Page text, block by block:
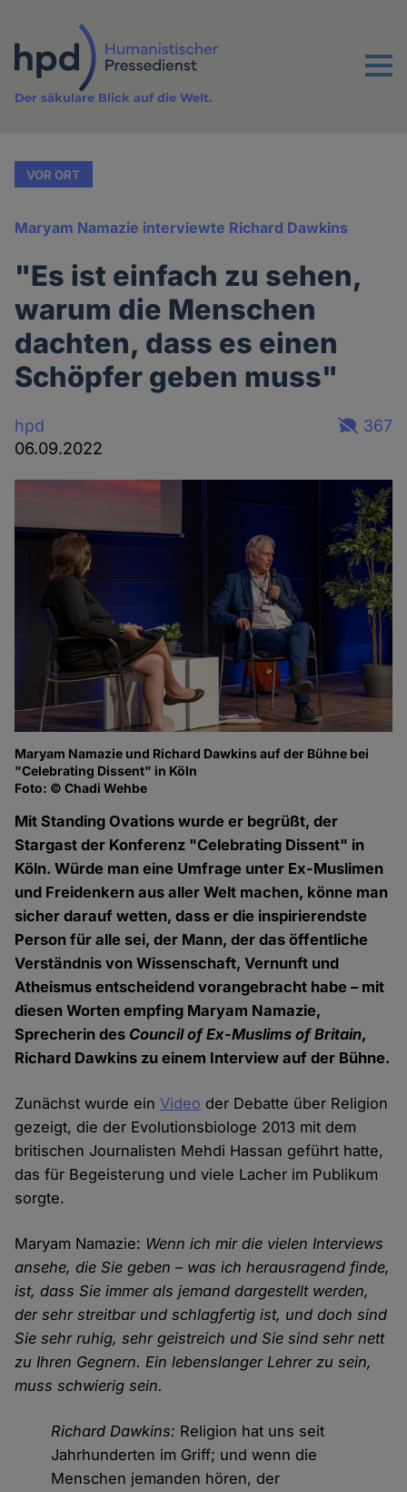
Inhalt
Menu
Der säkulare Blick auf die Welt.
VOR ORT
Maryam Namazie interviewte Richard Dawkins
"Es ist einfach zu sehen,
warum die Menschen
dachten, dass es einen
Schöpfer geben muss"
hpd
06.09.2022
367
Maryam Namazie und Richard Dawkins auf der Bühne bei
"Celebrating Dissent" in Köln
Foto: © Chadi Wehbe
Mit Standing Ovations wurde er begrüßt, der
Stargast der Konferenz "Celebrating Dissent" in
Köln. Würde man eine Umfrage unter Ex-Muslimen
und Freidenkern aus aller Welt machen, könne man
sicher darauf wetten, dass er die inspirierendste
Person für alle sei, der Mann, der das öffentliche
Verständnis von Wissenschaft, Vernunft und
Atheismus entscheidend vorangebracht habe – mit
diesen Worten empfing Maryam Namazie,
Sprecherin des Council of Ex-Muslims of Britain,
Richard Dawkins zu einem Interview auf der Bühne.
Zunächst wurde einVideo der Debatte über Religion
gezeigt, die der Evolutionsbiologe 2013 mit dem
britischen Journalisten Mehdi Hassan geführt hatte,
das für Begeisterung und viele Lacher im Publikum
sorgte.
Maryam Namazie: Wenn ich mir die vielen Interviews
ansehe, die Sie geben – was ich herausragend finde,
ist, dass Sie immer als jemand dargestellt werden,
der sehr streitbar und schlagfertig ist, und doch sind
Sie sehr ruhig, sehr geistreich und Sie sind sehr nett
zu Ihren Gegnern. Ein lebenslanger Lehrer zu sein,
muss schwierig sein.
Richard Dawkins: Religion hat uns seit
Jahrhunderten im Griff; und wenn die
Menschen jemanden hören, der